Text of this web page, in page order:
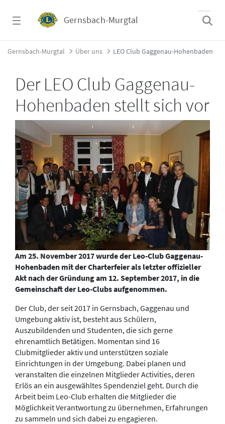
Gernsbach-Murgtal
LEO Club Gaggenau-Hohenbaden -
Gernsbach-Murgtal Über uns LEO Club Gaggenau-Hohenbaden
Der LEO Club Gaggenau-
Hohenbaden stellt sich vor
Am 25. November 2017 wurde der Leo-Club Gaggenau-
Hohenbaden mit der Charterfeier als letzter offizieller
Akt nach der Gründung am 12. September 2017, in die
Gemeinschaft der Leo-Clubs aufgenommen.
Der Club, der seit 2017 in Gernsbach, Gaggenau und
Umgebung aktiv ist, besteht aus Schülern,
Auszubildenden und Studenten, die sich gerne
ehrenamtlich Betätigen. Momentan sind 16
Clubmitglieder aktiv und unterstützen soziale
Einrichtungen in der Umgebung. Dabei planen und
veranstalten die einzelnen Mitglieder Activities, deren
Erlös an ein ausgewähltes Spendenziel geht. Durch die
Arbeit beim Leo-Club erhalten die Mitglieder die
Möglichkeit Verantwortung zu übernehmen, Erfahrungen
zu sammeln und sich dabei zu engagieren.